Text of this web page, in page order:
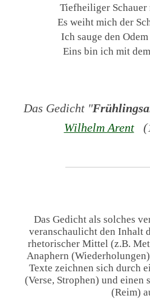
Tiefheiliger
Es weiht mich der
Ich sauge den
Eins bin ich mit
Das Gedicht "
Wilhelm Arent
Das Gedicht als solches
veranschaulicht den Inhalt
rhetorischer Mittel (z.B.
Anaphern
Texte zeichnen sich durch
(Verse, Strophen) und einen
(Reim)